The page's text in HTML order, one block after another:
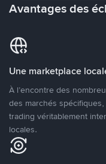
Avantages des
Une marketplace
À l’encontre des
des marchés
trading véritablement
locales.